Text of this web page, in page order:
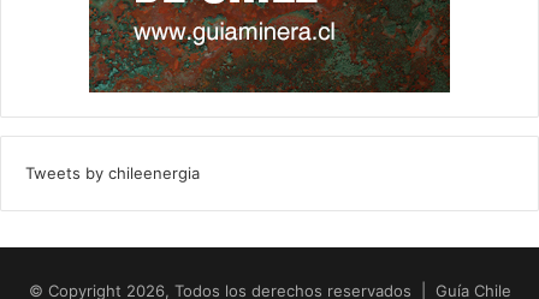
Tweets by chileenergia
© Copyright 2026, Todos los derechos reservados | Guía Chile